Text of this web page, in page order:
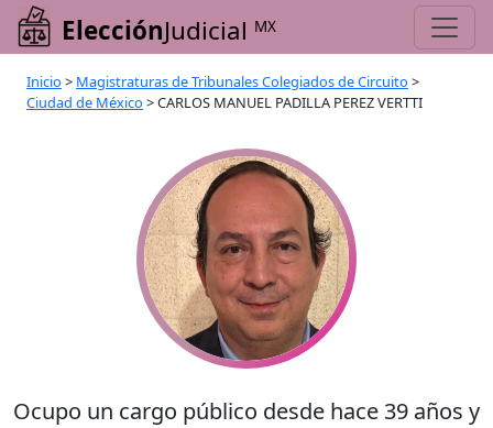
ElecciónJudicial MX
Inicio > Magistraturas de Tribunales Colegiados de Circuito >
Ciudad de México >CARLOS MANUEL PADILLA PEREZ VERTTI
Ocupo un cargo público desde hace 39 años y